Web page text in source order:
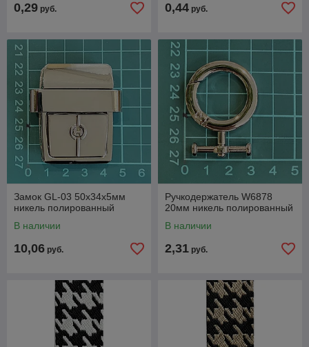
0,29 руб. 0,44 руб.
Замок GL-03 50x34x5мм
никель полированный
В наличии
10,06 руб.
Ручкодержатель W6878
20мм никель полированный
В наличии
2,31 руб.